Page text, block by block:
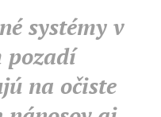
systémy v
pozadí
na očiste